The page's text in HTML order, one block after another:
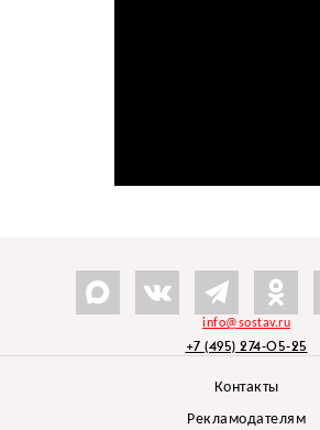
info@sostav.ru
+7 (495) 274-05-25
Контакты
Рекламодателям